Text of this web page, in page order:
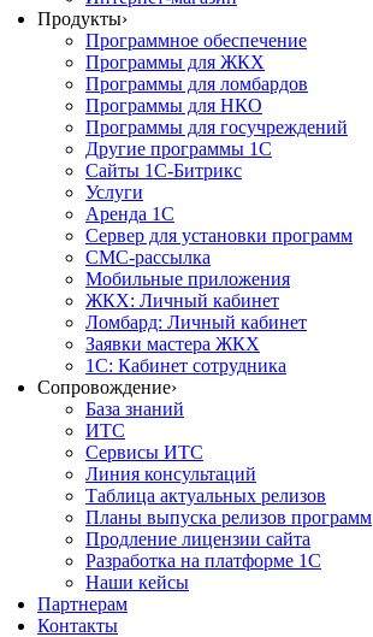
Продукты›
Программное обеспечение
Программы для ЖКХ
Программы для ломбардов
Программы для НКО
Программы для госучреждений
Другие программы 1С
Сайты 1С-Битрикс
Услуги
Аренда 1С
Сервер для установки программ
СМС-рассылка
Мобильные приложения
ЖКХ: Личный кабинет
Ломбард: Личный кабинет
Заявки мастера ЖКХ
1С: Кабинет сотрудника
Сопровождение›
База знаний
ИТС
Сервисы ИТС
Линия консультаций
Таблица актуальных релизов
Планы выпуска релизов программ
Продление лицензии сайта
Разработка на платформе 1С
Наши кейсы
Партнерам
Контакты